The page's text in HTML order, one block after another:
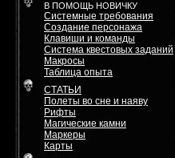
В ПОМОЩЬ НОВИЧКУ
Системные требования
Создание персонажа
Клавиши и команды
Система квестовых заданий
Макросы
Таблица опыта
СТАТЬИ
Полеты во сне и наяву
Рифты
Магические камни
Маркеры
Карты